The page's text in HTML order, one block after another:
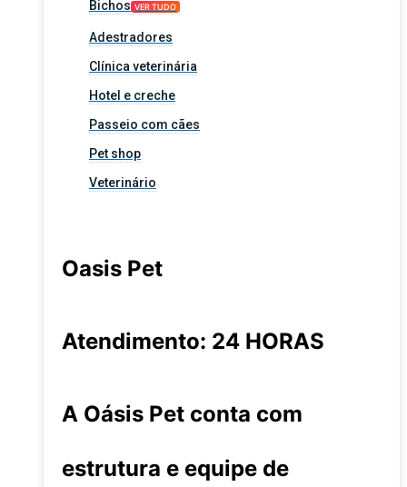
Bichos VER TUDO
Adestradores
Clínica veterinária
Hotel e creche
Passeio com cães
Pet shop
Veterinário
Oasis Pet
Atendimento: 24 HORAS
A Oásis Pet conta com
estrutura e equipe de